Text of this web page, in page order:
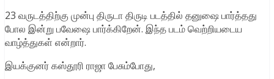
23 வருடத்திற்கு முன்பு திருடா திருடி படத்தில் தனுஷை பார்த்தது
போல இன்று பவேஷை பார்க்கிறேன். இந்த படம் வெற்றியடைய
வாழ்த்துகள் என்றார்.
இயக்குனர் கஸ்தூரி ராஜா பேசும்போது,